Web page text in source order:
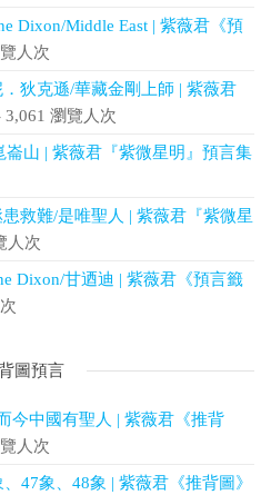
Dixon/Middle East | 紫薇君《預
人次
狄克遜/華藏金剛上師 | 紫薇君
3,061 瀏覽人次
山 | 紫薇君『紫微星明』預言集
救難/是唯聖人 | 紫薇君『紫微星
人次
Dixon/甘迺迪 | 紫薇君《預言籤
圖預言
今中國有聖人 | 紫薇君《推背
人次
47象、48象 | 紫薇君《推背圖》